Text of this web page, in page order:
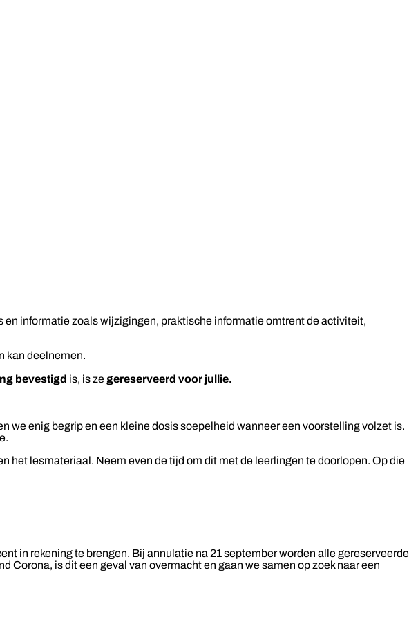
informatie zoals wijzigingen, praktische informatie omtrent de activiteit,
kan deelnemen.
bevestigd is, is zegereserveerd voor jullie.
enig begrip en een kleine dosis soepelheid wanneer een voorstelling volzet is.
het lesmateriaal. Neem even de tijd om dit met de leerlingen te doorlopen. Op die
in rekening te brengen. Bij annulatie na 21 september worden alle gereserveerde
is dit een geval van overmacht en gaan we samen op zoek naar een